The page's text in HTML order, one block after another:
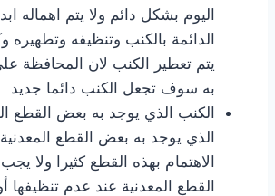
اليوم بشكل دائم ولا يتم اهماله
الدائمة بالكنب وتنظيفه
يتم تعطير الكنب لان المحافظة
به سوف تجعل الكنب دائما جديد
الكنب الذي يوجد به بعض القطع
الذي يوجد به بعض القطع
الاهتمام بهذه القطع كثيرا ولا
القطع المعدنية عند عدم تنظيفها